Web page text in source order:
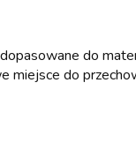
do
miejsce do